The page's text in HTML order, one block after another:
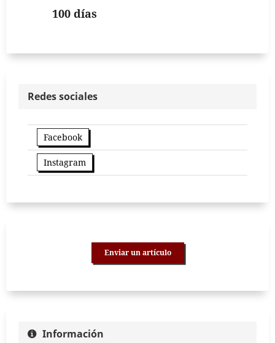
100 días
Redes sociales
Facebook
Instagram
Enviar un artículo
Información